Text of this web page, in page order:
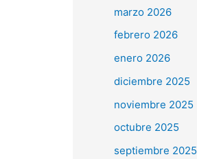
marzo 2026
febrero 2026
enero 2026
diciembre 2025
noviembre 2025
octubre 2025
septiembre 2025